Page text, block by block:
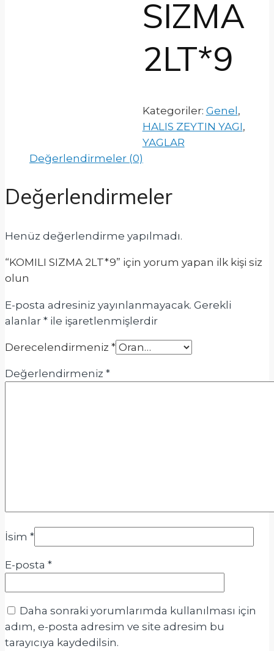
SIZMA
2LT*9
Kategoriler: Genel ,
HALIS ZEYTIN YAGI,
YAGLAR
Değerlendirmeler (0)
Değerlendirmeler
Henüz değerlendirme yapılmadı.
“KOMILI SIZMA 2LT*9” için yorum yapan ilk kişi siz
olun
E-posta adresiniz yayınlanmayacak. Gerekli
alanlar * ile işaretlenmişlerdir
Derecelendirmeniz *
Değerlendirmeniz *
İsim *
E-posta *
Daha sonraki yorumlarımda kullanılması için
adım, e-posta adresim ve site adresim bu
tarayıcıya kaydedilsin.